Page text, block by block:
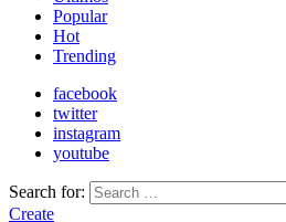
Popular
Hot
Trending
facebook
twitter
instagram
youtube
Search for:
Create